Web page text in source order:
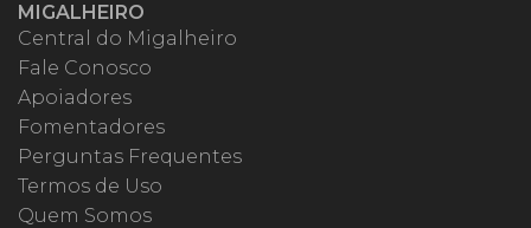
MIGALHEIRO
Central do Migalheiro
Fale Conosco
Apoiadores
Fomentadores
Perguntas Frequentes
Termos de Uso
Quem Somos